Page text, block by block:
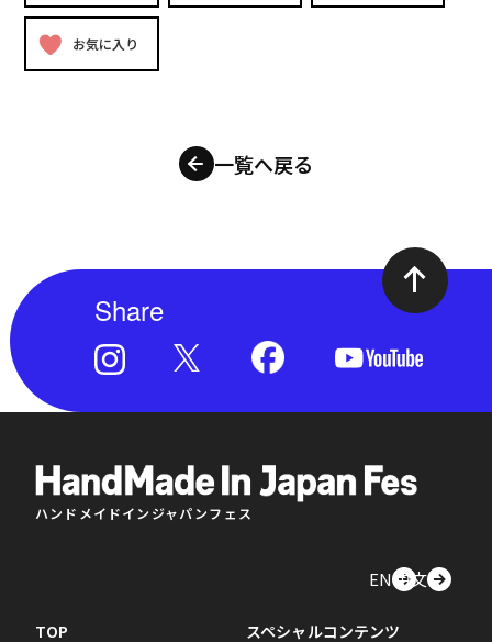
お気に入り
一覧へ戻る
Share
ハンドメイドインジャパンフェス
EN中文
TOP
スペシャルコンテンツ